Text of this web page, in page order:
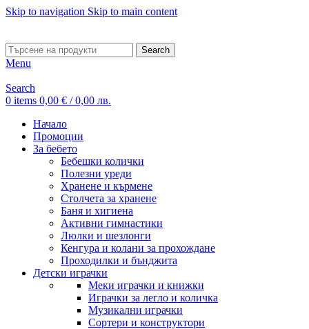
Skip to navigation Skip to main content
Search
Menu
Search
0 items 0,00 € / 0,00 лв.
Начало
Промоции
За бебето
Бебешки колички
Полезни уреди
Хранене и кърмене
Столчета за хранене
Баня и хигиена
Активни гимнастики
Люлки и шезлонги
Кенгура и колани за прохождане
Проходилки и бънджита
Детски играчки
Меки играчки и книжки
Играчки за легло и количка
Музикални играчки
Сортери и конструктори